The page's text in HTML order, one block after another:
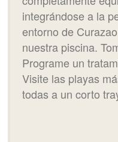
integrándose a la
entorno de
nuestra piscina.
Programe un
Visite las playas
todas a un corto